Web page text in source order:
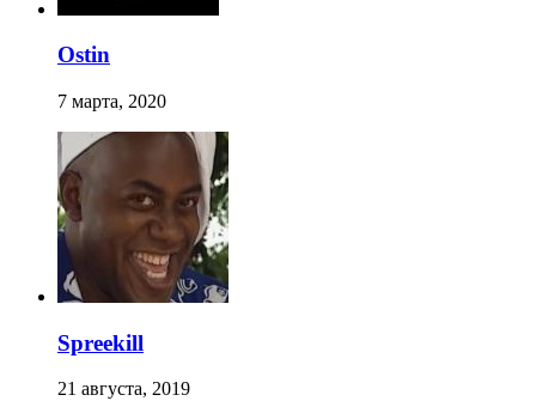
Ostin
7 марта, 2020
Spreekill
21 августа, 2019